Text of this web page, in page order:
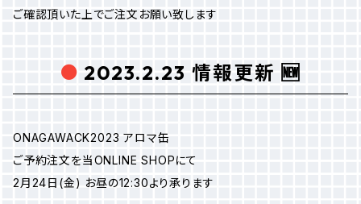
ご確認頂いた上でご注文お願い致します
2023.2.23 情報更新 🆕
ONAGAWACK2023 アロマ缶
ご予約注文を当ONLINE SHOPにて
2月24日(金) お昼の12:30より承ります